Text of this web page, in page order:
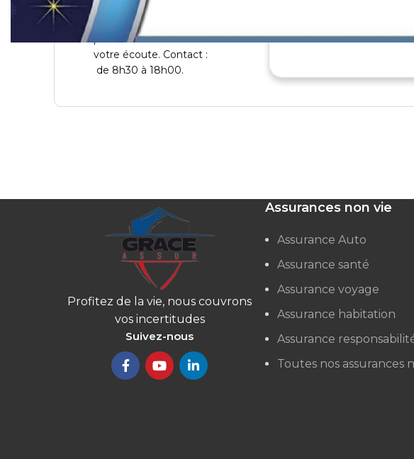
d'assurance ? Une question sur
votre contrat ou un besoin
particulier ? Nos conseillers sont à
votre écoute. Contact :
de 8h30 à 18h00.
Profitez de la vie, nous couvrons
vos incertitudes
Suivez-nous
Assurances non vie
Assurance Auto
Assurance santé
Assurance voyage
Assurance habitation
Assurance
Toutes nos assurances